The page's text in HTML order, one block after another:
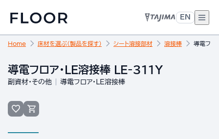
EN
Home 床材を選ぶ（製品を探す） シート溶接部材 溶接棒 導電フロ
導電フロア・LE溶接棒 LE-311Y
副資材・その他 導電フロア・LE溶接棒